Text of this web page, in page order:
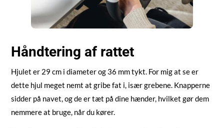
Håndtering af rattet
Hjulet er 29 cm i diameter og 36 mm tykt. For mig at se er
dette hjul meget nemt at gribe fat i, især grebene. Knapperne
sidder på navet, og de er tæt på dine hænder, hvilket gør dem
nemmere at bruge, når du kører.